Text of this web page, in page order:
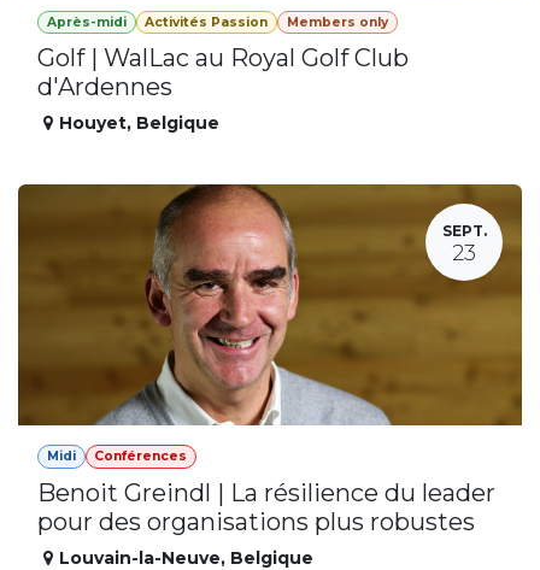
Après-midi Activités Passion Members only
Golf | WalLac au Royal Golf Club
d'Ardennes
Houyet, Belgique
SEPT.
23
Midi Conférences
Benoit Greindl | La résilience du leader
pour des organisations plus robustes
Louvain-la-Neuve, Belgique